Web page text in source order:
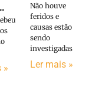
»
Não houve
feridos e
causas estão
sendo
investigadas
Ler mais »